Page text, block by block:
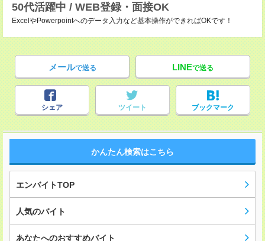
50代活躍中 / WEB登録・面接OK
ExcelやPowerpointへのデータ入力など基本操作ができればOKです！
メールで送る LINEで送る
シェア ツイート ブックマーク
かんたん検索はこちら
エンバイトTOP
人気のバイト
あなたへのおすすめバイト